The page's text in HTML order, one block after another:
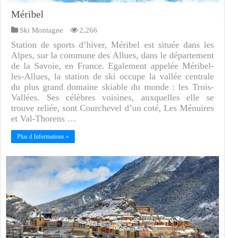
Méribel
Ski Montagne 2,266
Station de sports d’hiver, Méribel est située dans les
Alpes, sur la commune des Allues, dans le département
de la Savoie, en France. Egalement appelée Méribel-
les-Allues, la station de ski occupe la vallée centrale
du plus grand domaine skiable du monde : les Trois-
Vallées. Ses célèbres voisines, auxquelles elle se
trouve reliée, sont Courchevel d’un coté, Les Ménuires
et Val-Thorens …
Plus d Informations »